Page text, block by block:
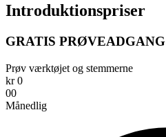
Introduktionspriser
GRATIS PRØVEADGANG
Prøv værktøjet og stemmerne
kr 0
00
Månedlig